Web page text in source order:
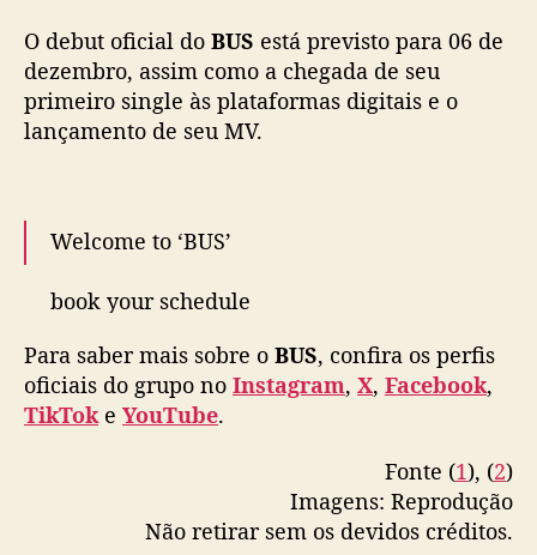
O debut oficial do BUS está previsto para 06 de
dezembro, assim como a chegada de seu
primeiro single às plataformas digitais e o
lançamento de seu MV.
Welcome to ‘BUS’
book your schedule
✨#BUSbecauseofyouishine #SONRAYMUSIC
pic.twitter.com/tdNe5xt9LT
November 14, 2023
Para saber mais sobre o BUS, confira os perfis
oficiais do grupo no Instagram, X, Facebook,
TikToke YouTube.
Fonte (1), (2)
Imagens: Reprodução
Não retirar sem os devidos créditos.